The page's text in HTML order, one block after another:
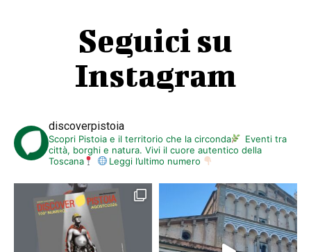
Seguici su
Instagram
discoverpistoia
Scopri Pistoia e il territorio che la circonda
Eventi tra
città, borghi e natura. Vivi il cuore autentico della
Toscana
Leggi l’ultimo numero